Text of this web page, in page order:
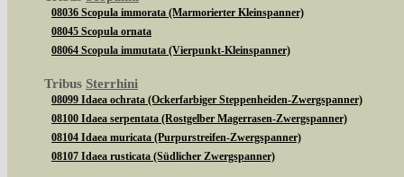
08036 Scopula immorata (Marmorierter Kleinspanner)
08045 Scopula ornata
08064 Scopula immutata (Vierpunkt-Kleinspanner)
Tribus Sterrhini
08099 Idaea ochrata (Ockerfarbiger Steppenheiden-Zwergspanner)
08100 Idaea serpentata (Rostgelber Magerrasen-Zwergspanner)
08104 Idaea muricata (Purpurstreifen-Zwergspanner)
08107 Idaea rusticata (Südlicher Zwergspanner)